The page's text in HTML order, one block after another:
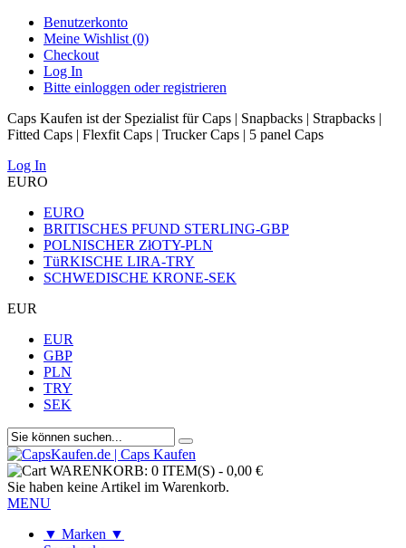
Benutzerkonto
Meine Wishlist (0)
Checkout
Log In
Bitte einloggen oder registrieren
Caps Kaufen ist der Spezialist für Caps | Snapbacks | Strapbacks |
Fitted Caps | Flexfit Caps | Trucker Caps | 5 panel Caps
Log In
EURO
EURO
BRITISCHES PFUND STERLING-GBP
POLNISCHER ZłOTY-PLN
TüRKISCHE LIRA-TRY
SCHWEDISCHE KRONE-SEK
EUR
EUR
GBP
PLN
TRY
SEK
WARENKORB: 0 ITEM(S) - 0,00 €
Sie haben keine Artikel im Warenkorb.
MENU
▼ Marken ▼